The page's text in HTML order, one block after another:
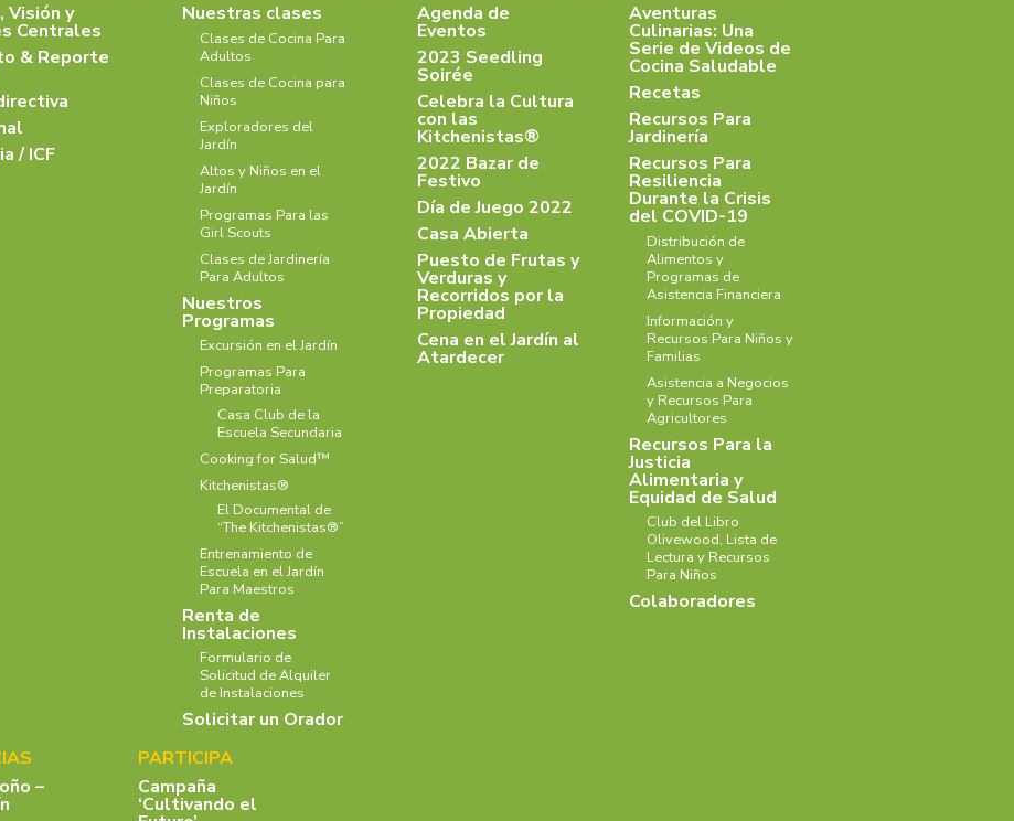
Visión y
Centrales
& Reporte
/ ICF
Nuestras clases
Clases de Cocina Para
Adultos
Clases de Cocina para
Niños
Exploradores del
Jardín
Altos y Niños en el
Jardín
Programas Para las
Girl Scouts
Clases de Jardinería
Para Adultos
Nuestros
Programas
Excursión en el Jardín
Programas Para
Preparatoria
Casa Club de la
Escuela Secundaria
Cooking for Salud™
Kitchenistas®
El Documental de
“The Kitchenistas®”
Entrenamiento de
Escuela en el Jardín
Para Maestros
Renta de
Instalaciones
Formulario de
Solicitud de Alquiler
de Instalaciones
Solicitar un Orador
Agenda de
Eventos
2023 Seedling
Soirée
Celebra la Cultura
con las
Kitchenistas®
2022 Bazar de
Festivo
Día de Juego 2022
Casa Abierta
Puesto de Frutas y
Verduras y
Recorridos por la
Propiedad
Cena en el Jardín al
Atardecer
Aventuras
Culinarias: Una
Serie de Videos de
Cocina Saludable
Recetas
Recursos Para
Jardinería
Recursos Para
Resiliencia
Durante la Crisis
del COVID-19
Distribución de
Alimentos y
Programas de
Asistencia Financiera
Información y
Recursos Para Niños y
Familias
Asistencia a Negocios
y Recursos Para
Agricultores
Recursos Para la
Justicia
Alimentaria y
Equidad de Salud
Club del Libro
Olivewood, Lista de
Lectura y Recursos
Para Niños
Colaboradores
–
PARTICIPA
Campaña
‘Cultivando el